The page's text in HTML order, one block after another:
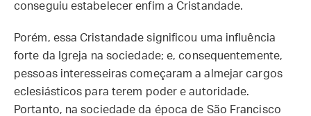
conseguiu estabelecer enfim a Cristandade.
Porém, essa Cristandade significou uma influência
forte da Igreja na sociedade; e, consequentemente,
pessoas interesseiras começaram a almejar cargos
eclesiásticos para terem poder e autoridade.
Portanto, na sociedade da época de São Francisco